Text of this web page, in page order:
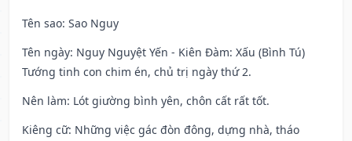
Tên sao: Sao Nguy
Tên ngày: Nguy Nguyệt Yến - Kiên Đàm: Xấu (Bình Tú)
Tướng tinh con chim én, chủ trị ngày thứ 2.
Nên làm: Lót giường bình yên, chôn cất rất tốt.
Kiêng cữ: Những việc gác đòn đông, dựng nhà, tháo